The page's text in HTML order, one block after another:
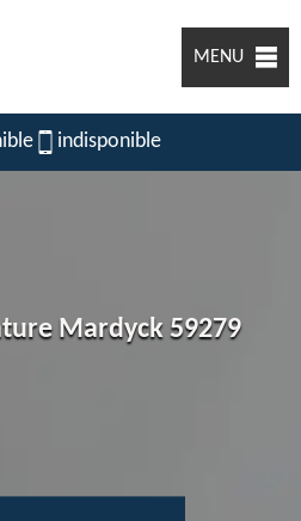
MENU
indisponible
Mardyck 59279